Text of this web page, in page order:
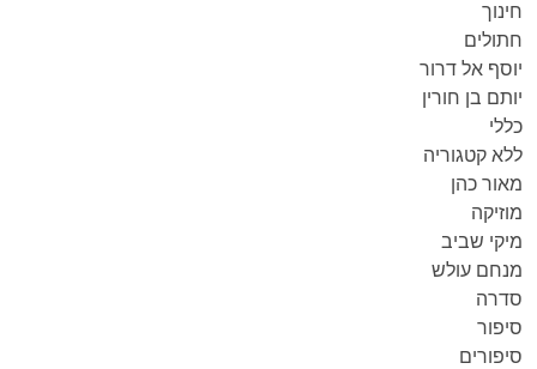
חינוך
חתולים
יוסף אל דרור
יותם בן חורין
כללי
ללא קטגוריה
מאור כהן
מוזיקה
מיקי שביב
מנחם עולש
סדרה
סיפור
סיפורים